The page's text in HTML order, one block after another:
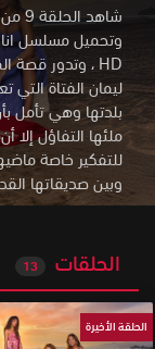
HD،
ليمان الفتاة
بلدتها وهي
ملئها التفاؤل
للتفكير خاصة
وبين صديقاتها
الحلقات 13
الحلقة الأخيرة